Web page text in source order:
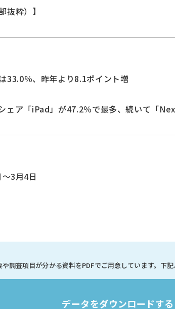
抜粋）】
33.0％、昨年より8.1ポイント増
ェア「iPad」が47.2％で最多、続いて「
3月4日
や調査項目が分かる資料をPDFでご用意しています。 下
データをダウンロードする